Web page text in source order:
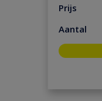
Ontsteking
Versnelling/
Remmen/
Prijs
Aantal